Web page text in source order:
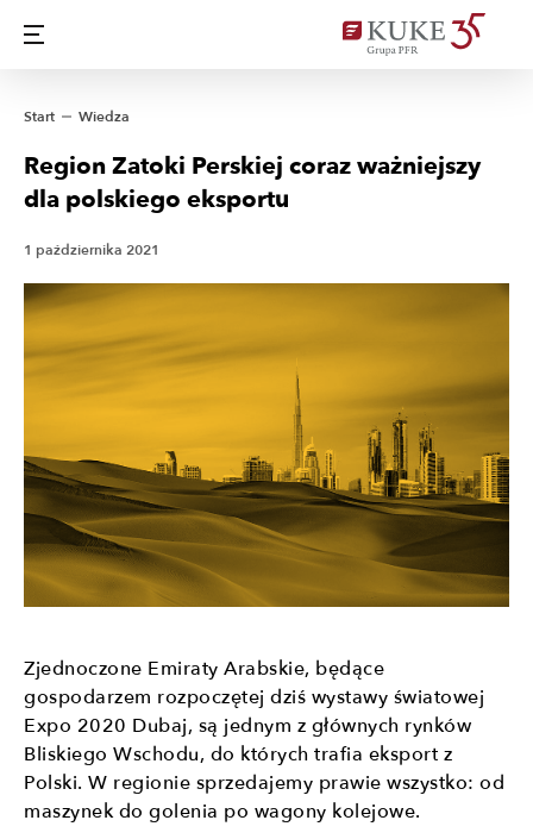
Start Wiedza
Region Zatoki Perskiej coraz ważniejszy
dla polskiego eksportu
1 października 2021
Zjednoczone Emiraty Arabskie, będące
gospodarzem rozpoczętej dziś wystawy światowej
Expo 2020 Dubaj, są jednym z głównych rynków
Bliskiego Wschodu, do których trafia eksport z
Polski. W regionie sprzedajemy prawie wszystko: od
maszynek do golenia po wagony kolejowe.